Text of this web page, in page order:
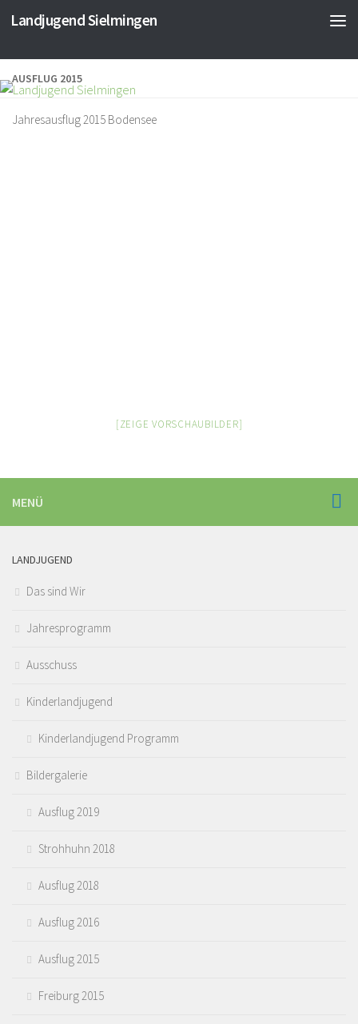
Landjugend Sielmingen
AUSFLUG 2015
Jahresausflug 2015 Bodensee
[ZEIGE VORSCHAUBILDER]
MENÜ
LANDJUGEND
Das sind Wir
Jahresprogramm
Ausschuss
Kinderlandjugend
Kinderlandjugend Programm
Bildergalerie
Ausflug 2019
Strohhuhn 2018
Ausflug 2018
Ausflug 2016
Ausflug 2015
Freiburg 2015